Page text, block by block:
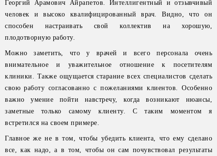
Георгий Арамович Айрапетов. Интеллигентный и отзывчивый
человек и высоко квалифицированный врач. Видно, что он
способен настраивать свой коллектив на хорошую,
плодотворную работу.
Можно заметить, что у врачей и всего персонала очень
внимательное и уважительное отношение к посетителям
клиники. Также ощущается старание всех специалистов сделать
свою работу согласованно с пожеланиями клиентов. Особенно
важно умение пойти навстречу, когда возникают нюансы,
заметные только самому клиенту. С таким моментом я
встретился на своем примере.
Главное же не в том, чтобы убедить клиента, что ему сделано
все, как надо, а в том, чтобы он сам почувствовал результаты